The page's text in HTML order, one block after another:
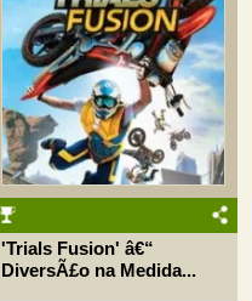
'Trials Fusion' â€“
DiversÃ£o na Medida...